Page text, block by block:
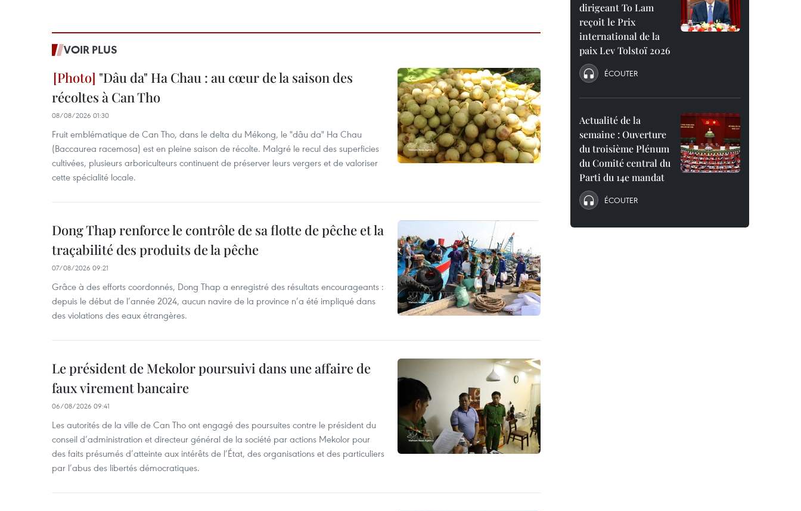
VOIR PLUS
"Dâu da" Ha Chau : au cœur de la saison des
récoltes à Can Tho
08/08/2026 01:30
Fruit emblématique de Can Tho, dans le delta du Mékong, le "dâu da" Ha Chau
(Baccaurea racemosa) est en pleine saison de récolte. Malgré le recul des superficies
cultivées, plusieurs arboriculteurs continuent de préserver leurs vergers et de valoriser
cette spécialité locale.
Dong Thap renforce le contrôle de sa flotte de pêche et la
traçabilité des produits de la pêche
07/08/2026 09:21
Grâce à des efforts coordonnés, Dong Thap a enregistré des résultats encourageants :
depuis le début de l’année 2024, aucun navire de la province n’a été impliqué dans
des violations des eaux étrangères.
Le président de Mekolor poursuivi dans une affaire de
faux virement bancaire
06/08/2026 09:41
Les autorités de la ville de Can Tho ont engagé des poursuites contre le président du
conseil d’administration et directeur général de la société par actions Mekolor pour
des faits présumés d’atteinte aux intérêts de l’État, des organisations et des particuliers
par l’abus des libertés démocratiques.
dirigeant To Lam
reçoit le Prix
international de la
paix Lev Tolstoï 2026
ÉCOUTER
Actualité de la
semaine : Ouverture
du troisième Plénum
du Comité central du
Parti du 14e mandat
ÉCOUTER